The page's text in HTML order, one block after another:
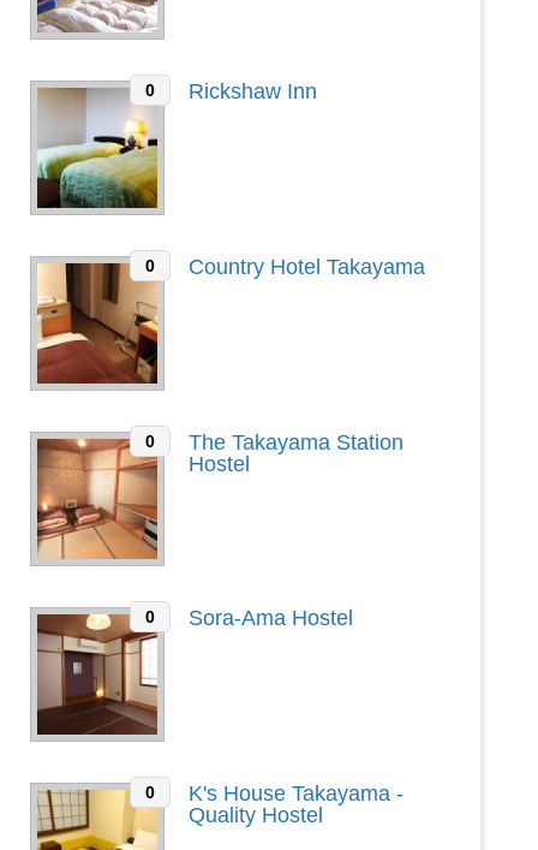
0 Rickshaw Inn
0 Country Hotel Takayama
0
The Takayama Station
Hostel
0 Sora-Ama Hostel
0
K's House Takayama -
Quality Hostel